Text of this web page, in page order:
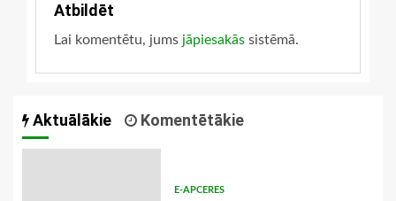
Atbildēt
Lai komentētu, jums jāpiesakās sistēmā.
Aktuālākie Komentētākie
E-APCERES